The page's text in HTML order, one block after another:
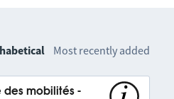
Most recently added
des mobilités -